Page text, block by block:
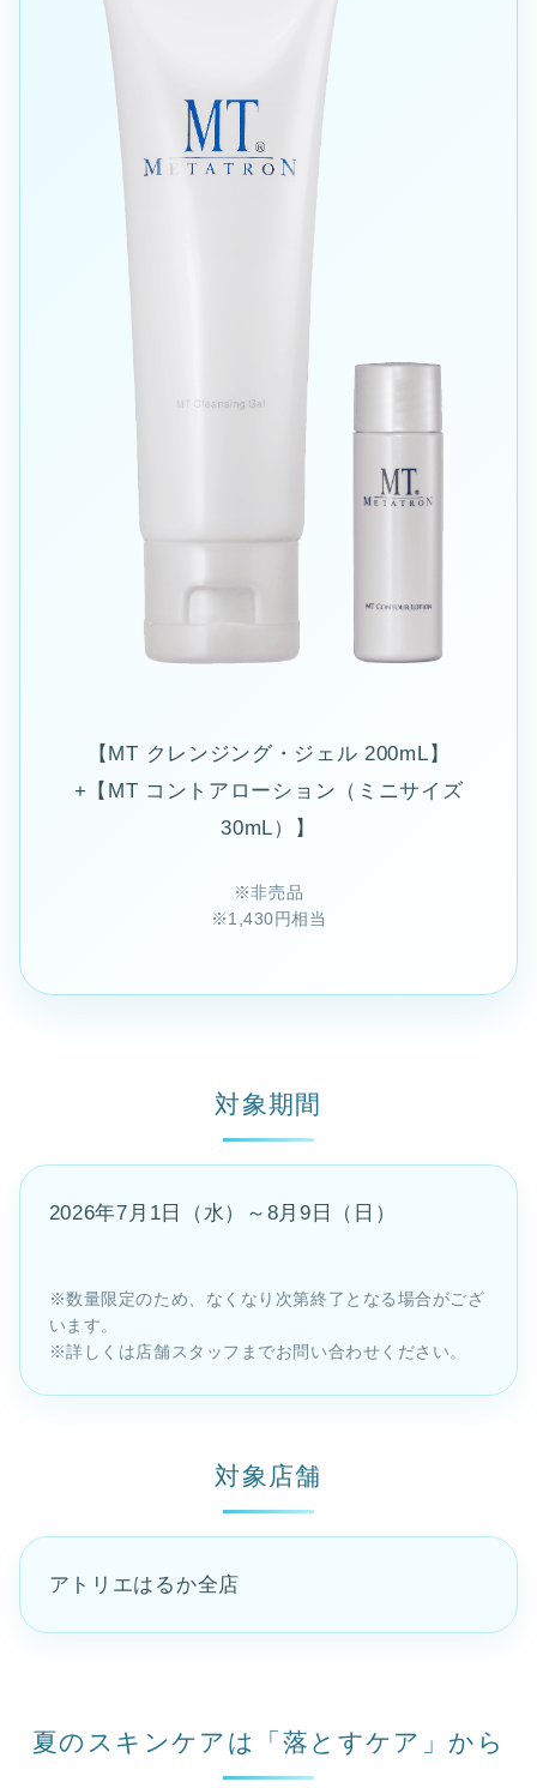
【MT クレンジング・ジェル 200mL】
+【MT コントアローション（ミニサイズ
30mL）】
※非売品
※1,430円相当
対象期間
2026年7月1日（水）～8月9日（日）
※数量限定のため、なくなり次第終了となる場合がござ
います。
※詳しくは店舗スタッフまでお問い合わせください。
対象店舗
アトリエはるか全店
夏のスキンケアは「落とすケア」から